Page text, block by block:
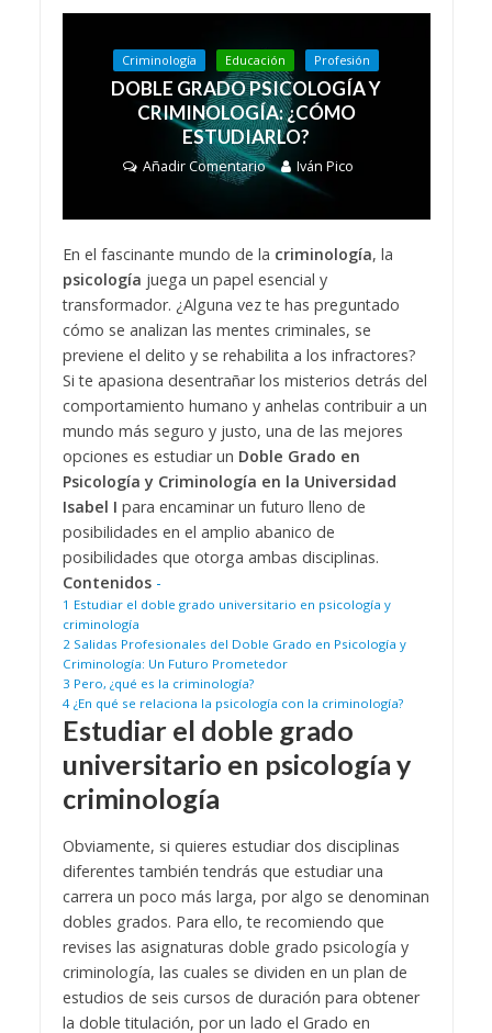
Criminología Educación Profesión
DOBLE GRADO PSICOLOGÍA Y
CRIMINOLOGÍA: ¿CÓMO
ESTUDIARLO?
Añadir Comentario Iván Pico
En el fascinante mundo de la criminología, la
psicología juega un papel esencial y
transformador. ¿Alguna vez te has preguntado
cómo se analizan las mentes criminales, se
previene el delito y se rehabilita a los infractores?
Si te apasiona desentrañar los misterios detrás del
comportamiento humano y anhelas contribuir a un
mundo más seguro y justo, una de las mejores
opciones es estudiar un Doble Grado en
Psicología y Criminología en la Universidad
Isabel I para encaminar un futuro lleno de
posibilidades en el amplio abanico de
posibilidades que otorga ambas disciplinas.
Contenidos -
1 Estudiar el doble grado universitario en psicología y
criminología
2 Salidas Profesionales del Doble Grado en Psicología y
Criminología: Un Futuro Prometedor
3 Pero, ¿qué es la criminología?
4 ¿En qué se relaciona la psicología con la criminología?
Estudiar el doble grado
universitario en psicología y
criminología
Obviamente, si quieres estudiar dos disciplinas
diferentes también tendrás que estudiar una
carrera un poco más larga, por algo se denominan
dobles grados. Para ello, te recomiendo que
revises las asignaturas doble grado psicología y
criminología, las cuales se dividen en un plan de
estudios de seis cursos de duración para obtener
la doble titulación, por un lado el Grado en